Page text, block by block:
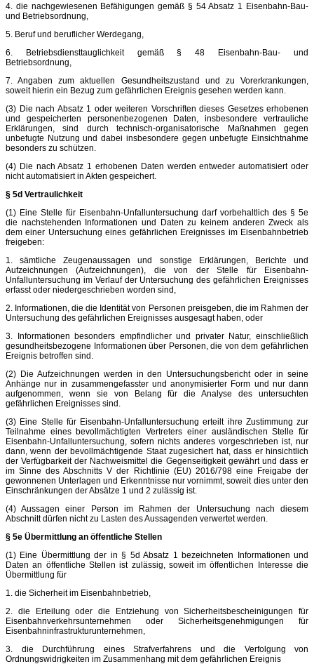
4. die nachgewiesenen Befähigungen gemäß § 54 Absatz 1 Eisenbahn-Bau-
und Betriebsordnung,
5. Beruf und beruflicher Werdegang,
6. Betriebsdiensttauglichkeit gemäß § 48 Eisenbahn-Bau- und
Betriebsordnung,
7. Angaben zum aktuellen Gesundheitszustand und zu Vorerkrankungen,
soweit hierin ein Bezug zum gefährlichen Ereignis gesehen werden kann.
(3) Die nach Absatz 1 oder weiteren Vorschriften dieses Gesetzes erhobenen
und gespeicherten personenbezogenen Daten, insbesondere vertrauliche
Erklärungen, sind durch technisch-organisatorische Maßnahmen gegen
unbefugte Nutzung und dabei insbesondere gegen unbefugte Einsichtnahme
besonders zu schützen.
(4) Die nach Absatz 1 erhobenen Daten werden entweder automatisiert oder
nicht automatisiert in Akten gespeichert.
§ 5d Vertraulichkeit
(1) Eine Stelle für Eisenbahn-Unfalluntersuchung darf vorbehaltlich des § 5e
die nachstehenden Informationen und Daten zu keinem anderen Zweck als
dem einer Untersuchung eines gefährlichen Ereignisses im Eisenbahnbetrieb
freigeben:
1. sämtliche Zeugenaussagen und sonstige Erklärungen, Berichte und
Aufzeichnungen (Aufzeichnungen), die von der Stelle für Eisenbahn-
Unfalluntersuchung im Verlauf der Untersuchung des gefährlichen Ereignisses
erfasst oder niedergeschrieben worden sind,
2. Informationen, die die Identität von Personen preisgeben, die im Rahmen der
Untersuchung des gefährlichen Ereignisses ausgesagt haben, oder
3. Informationen besonders empfindlicher und privater Natur, einschließlich
gesundheitsbezogene Informationen über Personen, die von dem gefährlichen
Ereignis betroffen sind.
(2) Die Aufzeichnungen werden in den Untersuchungsbericht oder in seine
Anhänge nur in zusammengefasster und anonymisierter Form und nur dann
aufgenommen, wenn sie von Belang für die Analyse des untersuchten
gefährlichen Ereignisses sind.
(3) Eine Stelle für Eisenbahn-Unfalluntersuchung erteilt ihre Zustimmung zur
Teilnahme eines bevollmächtigten Vertreters einer ausländischen Stelle für
Eisenbahn-Unfalluntersuchung, sofern nichts anderes vorgeschrieben ist, nur
dann, wenn der bevollmächtigende Staat zugesichert hat, dass er hinsichtlich
der Verfügbarkeit der Nachweismittel die Gegenseitigkeit gewährt und dass er
im Sinne des Abschnitts V der Richtlinie (EU) 2016/798 eine Freigabe der
gewonnenen Unterlagen und Erkenntnisse nur vornimmt, soweit dies unter den
Einschränkungen der Absätze 1 und 2 zulässig ist.
(4) Aussagen einer Person im Rahmen der Untersuchung nach diesem
Abschnitt dürfen nicht zu Lasten des Aussagenden verwertet werden.
§ 5e Übermittlung an öffentliche Stellen
(1) Eine Übermittlung der in § 5d Absatz 1 bezeichneten Informationen und
Daten an öffentliche Stellen ist zulässig, soweit im öffentlichen Interesse die
Übermittlung für
1. die Sicherheit im Eisenbahnbetrieb,
2. die Erteilung oder die Entziehung von Sicherheitsbescheinigungen für
Eisenbahnverkehrsunternehmen oder Sicherheitsgenehmigungen für
Eisenbahninfrastrukturunternehmen,
3. die Durchführung eines Strafverfahrens und die Verfolgung von
Ordnungswidrigkeiten im Zusammenhang mit dem gefährlichen Ereignis